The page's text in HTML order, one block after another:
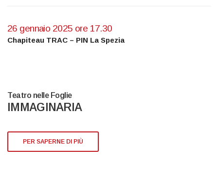
26 gennaio 2025 ore 17.30
Chapiteau TRAC – PIN La Spezia
Teatro nelle Foglie
IMMAGINARIA
PER SAPERNE DI PIÙ